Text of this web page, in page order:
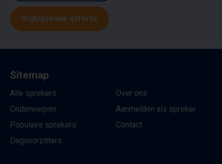
Vrijblijvende offerte
Sitemap
Alle sprekers
Onderwerpen
Populaire sprekers
Dagvoorzitters
Over ons
Aanmelden als spreker
Contact